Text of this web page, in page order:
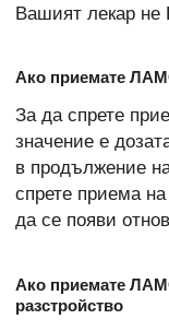
Вашият лекар не
Ако приемате
За да спрете
значение е
в продължение
спрете приема
да се появи
Ако приемате
разстройство